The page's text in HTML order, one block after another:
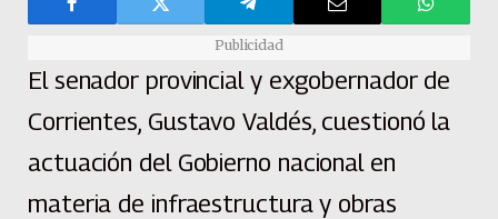
Publicidad
El senador provincial y exgobernador de
Corrientes, Gustavo Valdés, cuestionó la
actuación del Gobierno nacional en
materia de infraestructura y obras